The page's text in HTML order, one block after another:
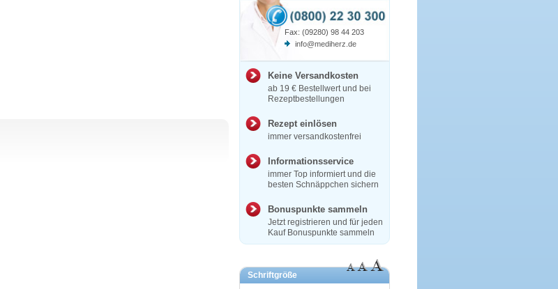
Fax: (09280) 98 44 203
info@mediherz.de
Keine Versandkosten
ab 19 € Bestellwert und bei
Rezeptbestellungen
Rezept einlösen
immer versandkostenfrei
Informationsservice
immer Top informiert und die
besten Schnäppchen sichern
Bonuspunkte sammeln
Jetzt registrieren und für jeden
Kauf Bonuspunkte sammeln
Schriftgröße